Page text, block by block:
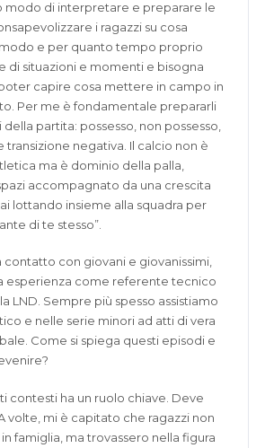
modo di interpretare e preparare le
i ragazzi su cosa
e per quanto tempo proprio
di situazioni e momenti e bisogna
capire cosa mettere in campo in
Per me è fondamentale prepararli
partita: possesso, non possesso,
transizione negativa. Il calcio non è
ma è dominio della palla,
accompagnato da una crescita
lottando insieme alla squadra per
di te stesso”.
contatto con giovani e giovanissimi,
esperienza come referente tecnico
LND. Sempre più spesso assistiamo
e nelle serie minori ad atti di vera
Come si spiega questi episodi e
contesti ha un ruolo chiave. Deve
volte, mi è capitato che ragazzi non
famiglia, ma trovassero nella figura